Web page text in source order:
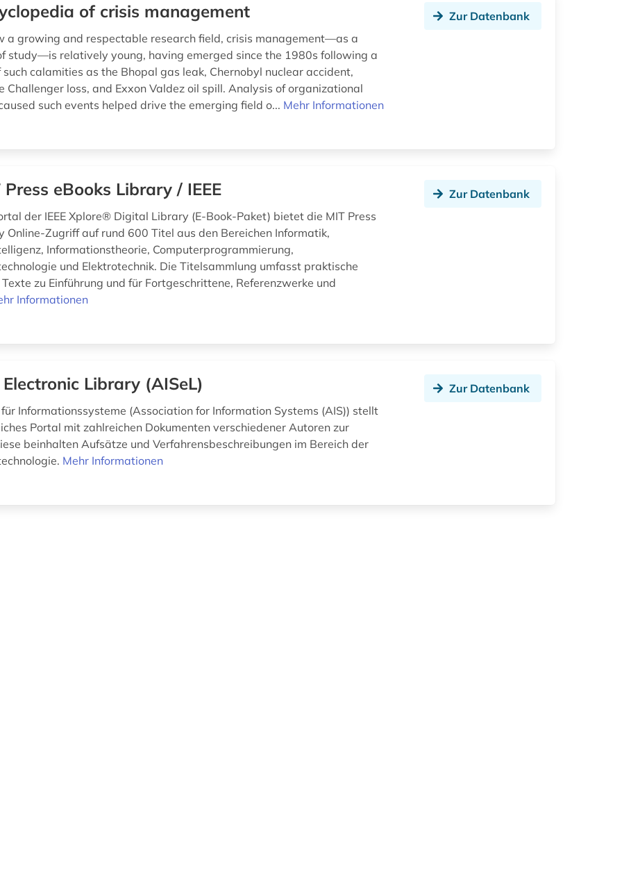
of crisis management
a growing and respectable research field, crisis management—as a
study—is relatively young, having emerged since the 1980s following a
such calamities as the Bhopal gas leak, Chernobyl nuclear accident,
Challenger loss, and Exxon Valdez oil spill. Analysis of organizational
such events helped drive the emerging field o... Mehr Informationen
Zur Datenbank
Press eBooks Library / IEEE
der IEEE Xplore® Digital Library (E-Book-Paket) bietet die MIT Press
Online-Zugriff auf rund 600 Titel aus den Bereichen Informatik,
Informationstheorie, Computerprogrammierung,
und Elektrotechnik. Die Titelsammlung umfasst praktische
zu Einführung und für Fortgeschrittene, Referenzwerke und
Informationen
Zur Datenbank
Library (AISeL)
Informationssysteme (Association for Information Systems (AIS)) stellt
Portal mit zahlreichen Dokumenten verschiedener Autoren zur
beinhalten Aufsätze und Verfahrensbeschreibungen im Bereich der
Mehr Informationen
Zur Datenbank